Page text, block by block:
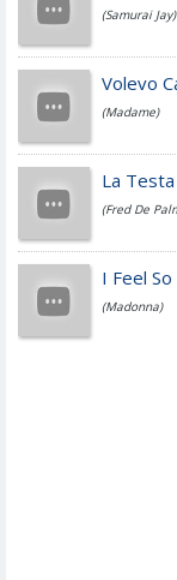
Jovanotti
Fedez
Simone
(Samurai Jay)
Volevo
(Madame)
La
(Fred De
I Feel
(Madonna)